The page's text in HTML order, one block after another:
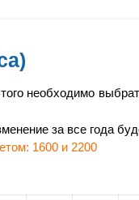
необходимо
за все года
1600 и 2200